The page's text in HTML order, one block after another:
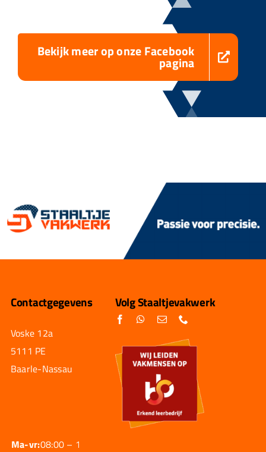
Bekijk meer op onze Facebook
pagina
Contactgegevens
Voske 12a
5111 PE
Baarle-Nassau
Ma-vr:08:00 – 17:30
Volg Staaltjevakwerk